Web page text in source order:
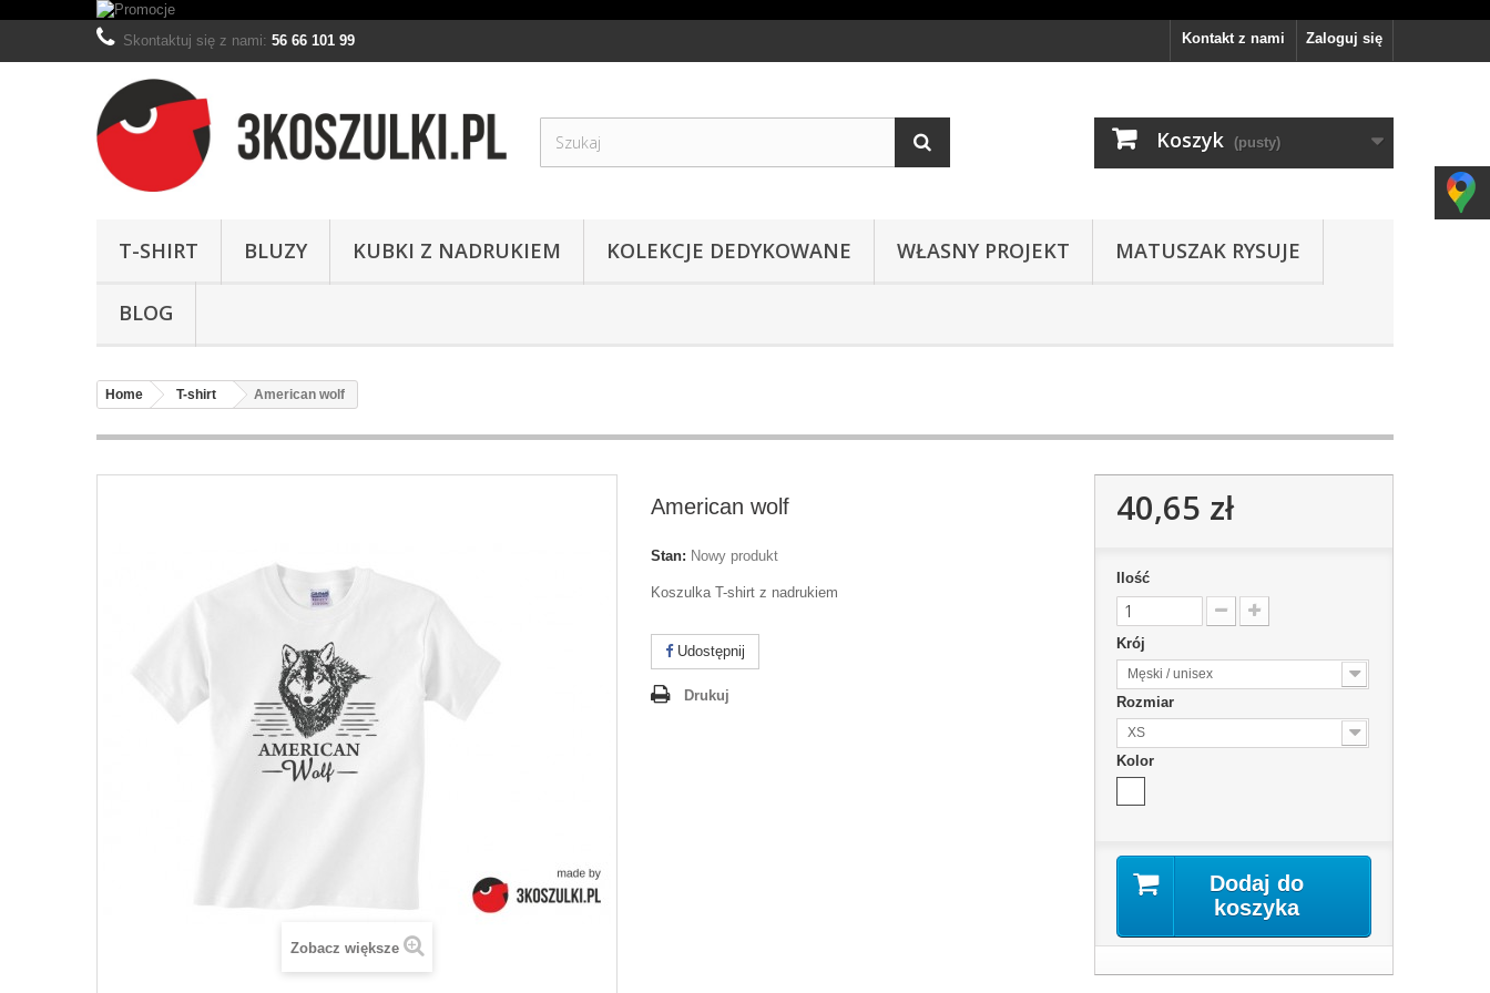
Zaloguj się
Kontakt z nami
Skontaktuj się z nami: 56 66 101 99
Koszyk (pusty)
T-SHIRT BLUZY KUBKI Z NADRUKIEM KOLEKCJE DEDYKOWANE WŁASNY PROJEKT MATUSZAK RYSUJE
BLOG
Home T-shirt American wolf
Zobacz większe
American wolf
Stan: Nowy produkt
Koszulka T-shirt z nadrukiem
Udostępnij
Drukuj
40,65 zł
Ilość
Krój
Męski / unisex
Rozmiar
XS
Kolor
Dodaj do
koszyka